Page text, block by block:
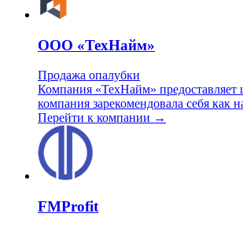
ООО «ТехНайм»
Продажа опалубки
Компания «ТехНайм» предоставляет
компания зарекомендовала себя как
Перейти к компании →
FMProfit